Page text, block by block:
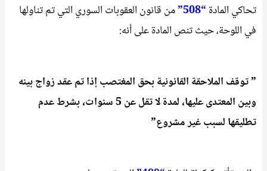
تحاكي المادة “508”
من قانون العقوبات السوري التي تم تناولها
في اللوحة، حيث تنص المادة على أنه:
” توقف الملاحقة القانونية بحق المغتصب إذا تم عقد زواج بينه
وبين المعتدى عليها، لمدة لا تقل عن 5 سنوات، بشرط عدم
تطليقها لسبب غير مشروع”